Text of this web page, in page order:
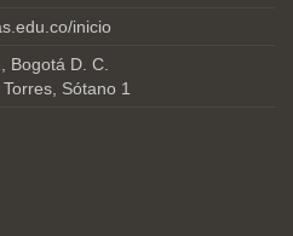
inicio
Bogotá D. C.
Sótano 1